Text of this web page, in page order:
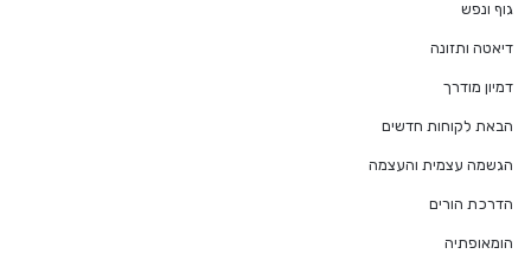
גוף ונפש
דיאטה ותזונה
דמיון מודרך
הבאת לקוחות חדשים
הגשמה עצמית והעצמה
הדרכת הורים
הומאופתיה